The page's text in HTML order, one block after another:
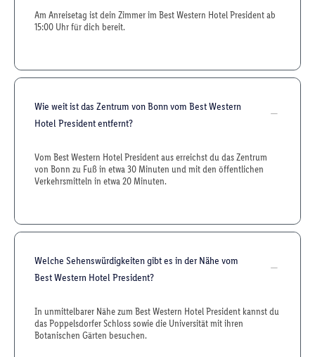
Am Anreisetag ist dein Zimmer im Best Western Hotel President ab
15:00 Uhr für dich bereit.
Wie weit ist das Zentrum von Bonn vom Best Western
Hotel President entfernt?
Vom Best Western Hotel President aus erreichst du das Zentrum
von Bonn zu Fuß in etwa 30 Minuten und mit den öffentlichen
Verkehrsmitteln in etwa 20 Minuten.
Welche Sehenswürdigkeiten gibt es in der Nähe vom
Best Western Hotel President?
In unmittelbarer Nähe zum Best Western Hotel President kannst du
das Poppelsdorfer Schloss sowie die Universität mit ihren
Botanischen Gärten besuchen.